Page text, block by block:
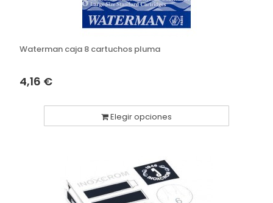
Waterman caja 8 cartuchos pluma
4,16 €
Elegir opciones